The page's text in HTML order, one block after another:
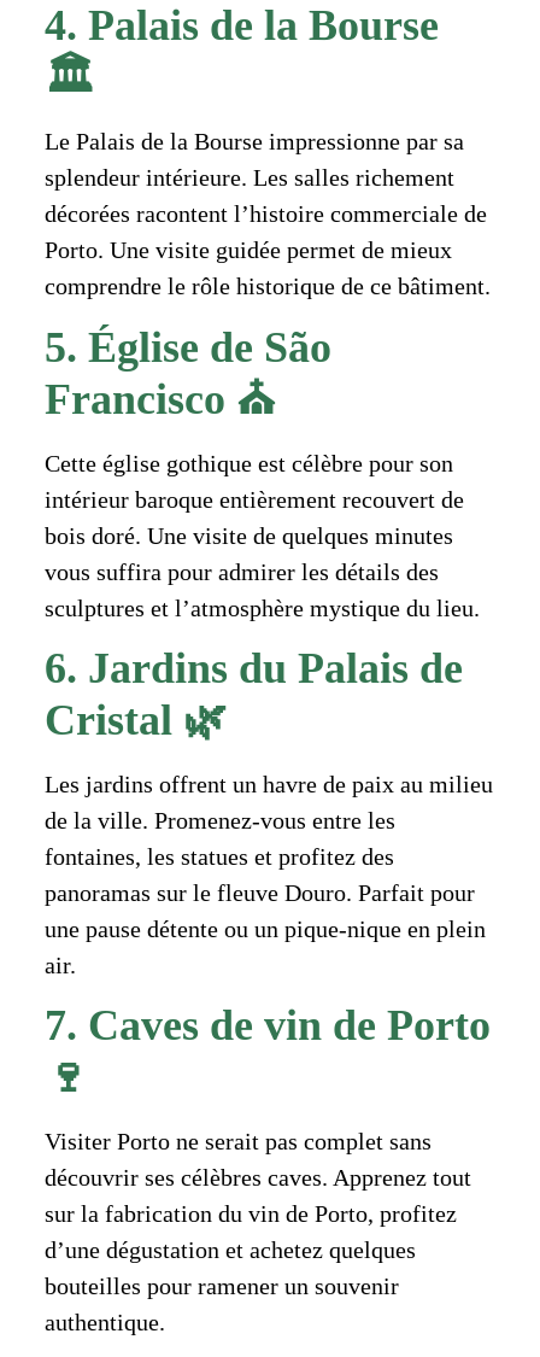
4. Palais de la Bourse
🏛️
Le Palais de la Bourse impressionne par sa
splendeur intérieure. Les salles richement
décorées racontent l’histoire commerciale de
Porto. Une visite guidée permet de mieux
comprendre le rôle historique de ce bâtiment.
5. Église de São
Francisco ⛪
Cette église gothique est célèbre pour son
intérieur baroque entièrement recouvert de
bois doré. Une visite de quelques minutes
vous suffira pour admirer les détails des
sculptures et l’atmosphère mystique du lieu.
6. Jardins du Palais de
Cristal 🌿
Les jardins offrent un havre de paix au milieu
de la ville. Promenez-vous entre les
fontaines, les statues et profitez des
panoramas sur le fleuve Douro. Parfait pour
une pause détente ou un pique-nique en plein
air.
7. Caves de vin de Porto
🍷
Visiter Porto ne serait pas complet sans
découvrir ses célèbres caves. Apprenez tout
sur la fabrication du vin de Porto, profitez
d’une dégustation et achetez quelques
bouteilles pour ramener un souvenir
authentique.